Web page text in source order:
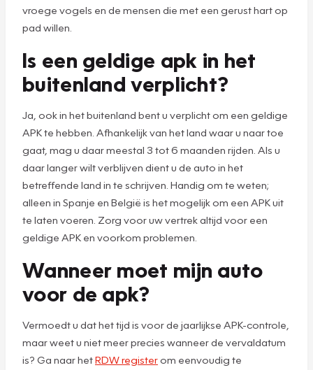
vroege vogels en de mensen die met een gerust hart op
pad willen.
Is een geldige apk in het
buitenland verplicht?
Ja, ook in het buitenland bent u verplicht om een geldige
APK te hebben. Afhankelijk van het land waar u naar toe
gaat, mag u daar meestal 3 tot 6 maanden rijden. Als u
daar langer wilt verblijven dient u de auto in het
betreffende land in te schrijven. Handig om te weten;
alleen in Spanje en België is het mogelijk om een APK uit
te laten voeren. Zorg voor uw vertrek altijd voor een
geldige APK en voorkom problemen.
Wanneer moet mijn auto
voor de apk?
Vermoedt u dat het tijd is voor de jaarlijkse APK-controle,
maar weet u niet meer precies wanneer de vervaldatum
is? Ga naar hetRDW registerom eenvoudig te